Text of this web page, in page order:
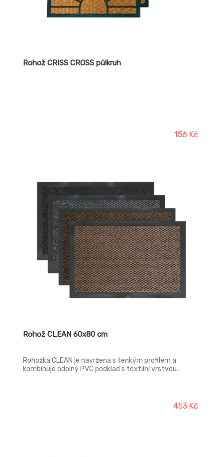
Rohož CRISS CROSS půlkruh
156 Kč
Rohož CLEAN 60x80 cm
Rohožka CLEAN je navržena s tenkým profilem a
kombinuje odolný PVC podklad s textilní vrstvou.
453 Kč